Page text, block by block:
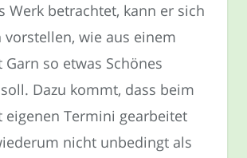
Werk betrachtet, kann er sich
wie aus einem
so etwas Schönes
Dazu kommt, dass beim
eigenen Termini gearbeitet
nicht unbedingt als